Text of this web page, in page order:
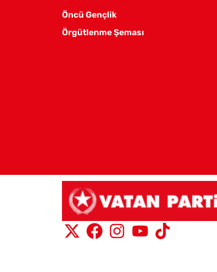
Öncü Gençlik
Örgütlenme Şeması